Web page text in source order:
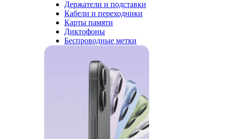
Держатели и подставки
Кабели и переходники
Карты памяти
Диктофоны
Беспроводные метки